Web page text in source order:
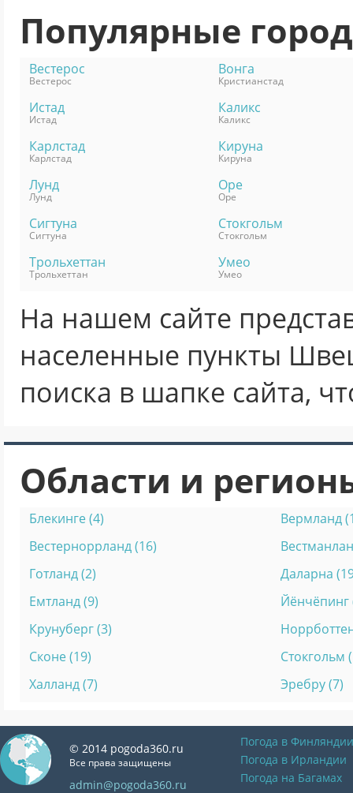
Популярные
Вестерос
Вестерос
Вонга
Кристианстад
Истад
Истад
Каликс
Каликс
Карлстад
Карлстад
Кируна
Кируна
Лунд
Лунд
Оре
Оре
Сигтуна
Сигтуна
Стокгольм
Стокгольм
Трольхеттан
Трольхеттан
Умео
Умео
На нашем сайте
населенные пункты
поиска в шапке сайта,
Области и
Блекинге (4)
Вермланд
Вестерноррланд (16)
Готланд (2)
Даларна
Емтланд (9)
Йёнчёпинг
Крунуберг (3)
Сконе (19)
Стокгольм
Халланд (7)
Эребру (7)
© 2014 pogoda360.ru
Все права защищены
admin@pogoda360.ru
Погода в Финляндии
Погода в Ирландии
Погода на Багамах